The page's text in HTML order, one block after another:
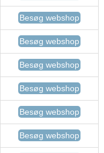
Besøg webshop
Besøg webshop
Besøg webshop
Besøg webshop
Besøg webshop
Besøg webshop